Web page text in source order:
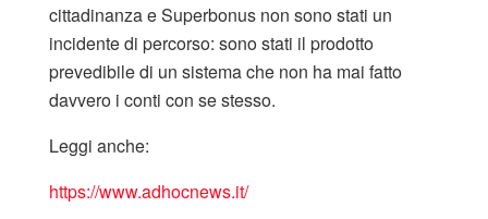
cittadinanza e Superbonus non sono stati un
incidente di percorso: sono stati il prodotto
prevedibile di un sistema che non ha mai fatto
davvero i conti con se stesso.
Leggi anche:
https://www.adhocnews.it/